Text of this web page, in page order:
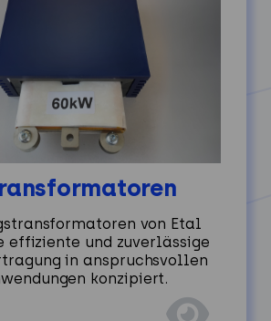
von Etal
effiziente und zuverlässige
in anspruchsvollen
konzipiert.